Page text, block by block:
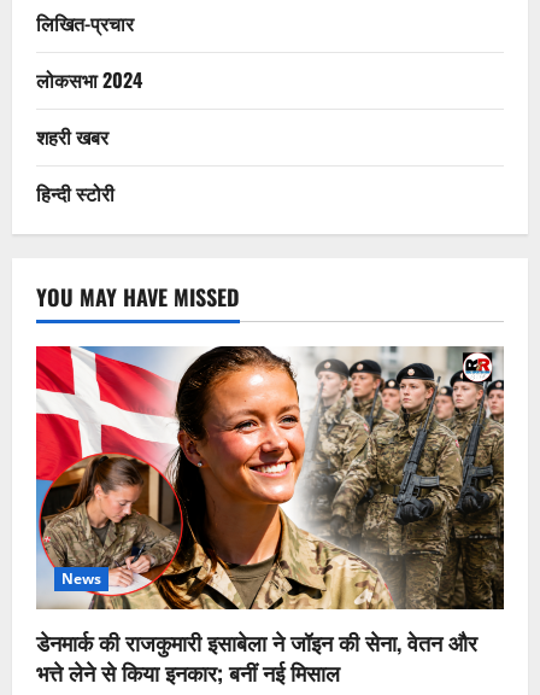
लिखित-प्रचार
लोकसभा 2024
शहरी खबर
हिन्दी स्टोरी
YOU MAY HAVE MISSED
News
डेनमार्क की राजकुमारी इसाबेला ने जॉइन की सेना, वेतन और
भत्ते लेने से किया इनकार; बनीं नई मिसाल